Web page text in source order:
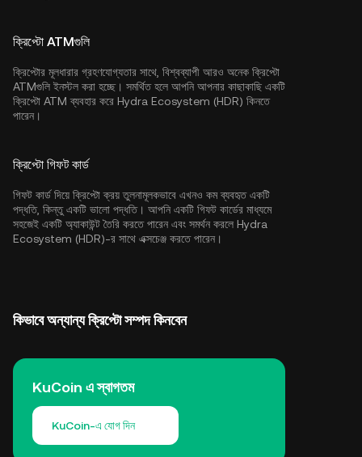
ক্রিপ্টো ATMগুলি
ক্রিপ্টোর মূলধারার গ্রহণযোগ্যতার সাথে, বিশ্বব্যাপী আরও অনেক ক্রিপ্টো
ATMগুলি ইনস্টল করা হচ্ছে। সমর্থিত হলে আপনি আপনার কাছাকাছি একটি
ক্রিপ্টো ATM ব্যবহার করে Hydra Ecosystem (HDR) কিনতে
পারেন।
ক্রিপ্টো গিফট কার্ড
গিফট কার্ড দিয়ে ক্রিপ্টো ক্রয় তুলনামূলকভাবে এখনও কম ব্যবহৃত একটি
পদ্ধতি, কিন্তু একটি ভালো পদ্ধতি। আপনি একটি গিফট কার্ডের মাধ্যমে
সহজেই একটি অ্যাকাউন্ট তৈরি করতে পারেন এবং সমর্থন করলে Hydra
Ecosystem (HDR)-র সাথে এক্সচেঞ্জ করতে পারেন।
কিভাবে অন্যান্য ক্রিপ্টো সম্পদ কিনবেন
KuCoin এ স্বাগতম
KuCoin-এ যোগ দিন